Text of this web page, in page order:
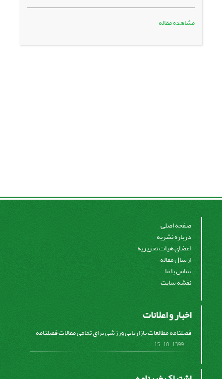
مشاهده مقاله
صفحه اصلی
درباره نشریه
اعضای هیات تحریریه
ارسال مقاله
تماس با ما
نقشه سایت
اخبار و اعلانات
فصلنامه مطالعات بازاریابی ورزشی برای تمامی مقالات فصلنامه
...
1399-10-15